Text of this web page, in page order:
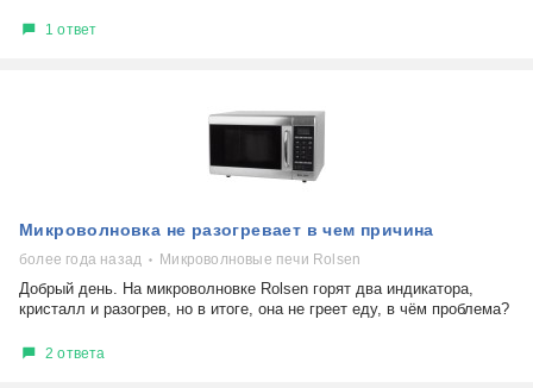
1 ответ
Микроволновка не разогревает в чем причина
более года назад Микроволновые печи Rolsen
Добрый день. На микроволновке Rolsen горят два индикатора,
кристалл и разогрев, но в итоге, она не греет еду, в чём проблема?
2 ответа